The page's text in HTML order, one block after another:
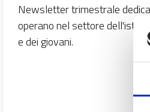
Newsletter trimestrale
operano nel settore
e dei giovani.